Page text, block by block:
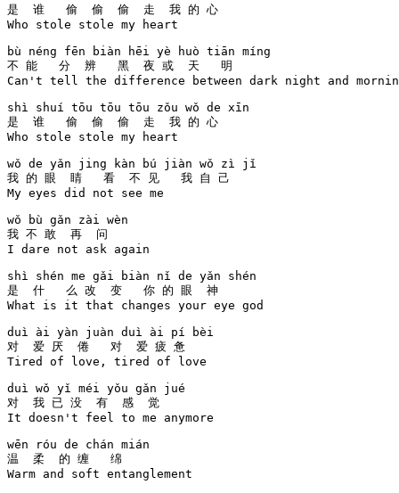
是  谁   偷  偷  偷  走  我 的 心
Who stole stole my heart
bù néng fēn biàn hēi yè huò tiān míng
不 能   分  辨   黑  夜 或  天   明
Can't tell the difference between dark night and
shì shuí tōu tōu tōu zǒu wǒ de xīn
是  谁   偷  偷  偷  走  我 的 心
Who stole stole my heart
wǒ de yǎn jing kàn bú jiàn wǒ zì jǐ
我 的 眼  睛   看  不 见   我 自 己
My eyes did not see me
wǒ bù gǎn zài wèn
我 不 敢  再  问
I dare not ask again
shì shén me gǎi biàn nǐ de yǎn shén
是  什   么 改  变   你 的 眼  神
What is it that changes your eye god
duì ài yàn juàn duì ài pí bèi
对  爱 厌  倦   对  爱 疲 惫
Tired of love, tired of love
duì wǒ yǐ méi yǒu gǎn jué
对  我 已 没  有  感  觉
It doesn't feel to me anymore
wēn róu de chán mián
温  柔  的 缠   绵
Warm and soft entanglement